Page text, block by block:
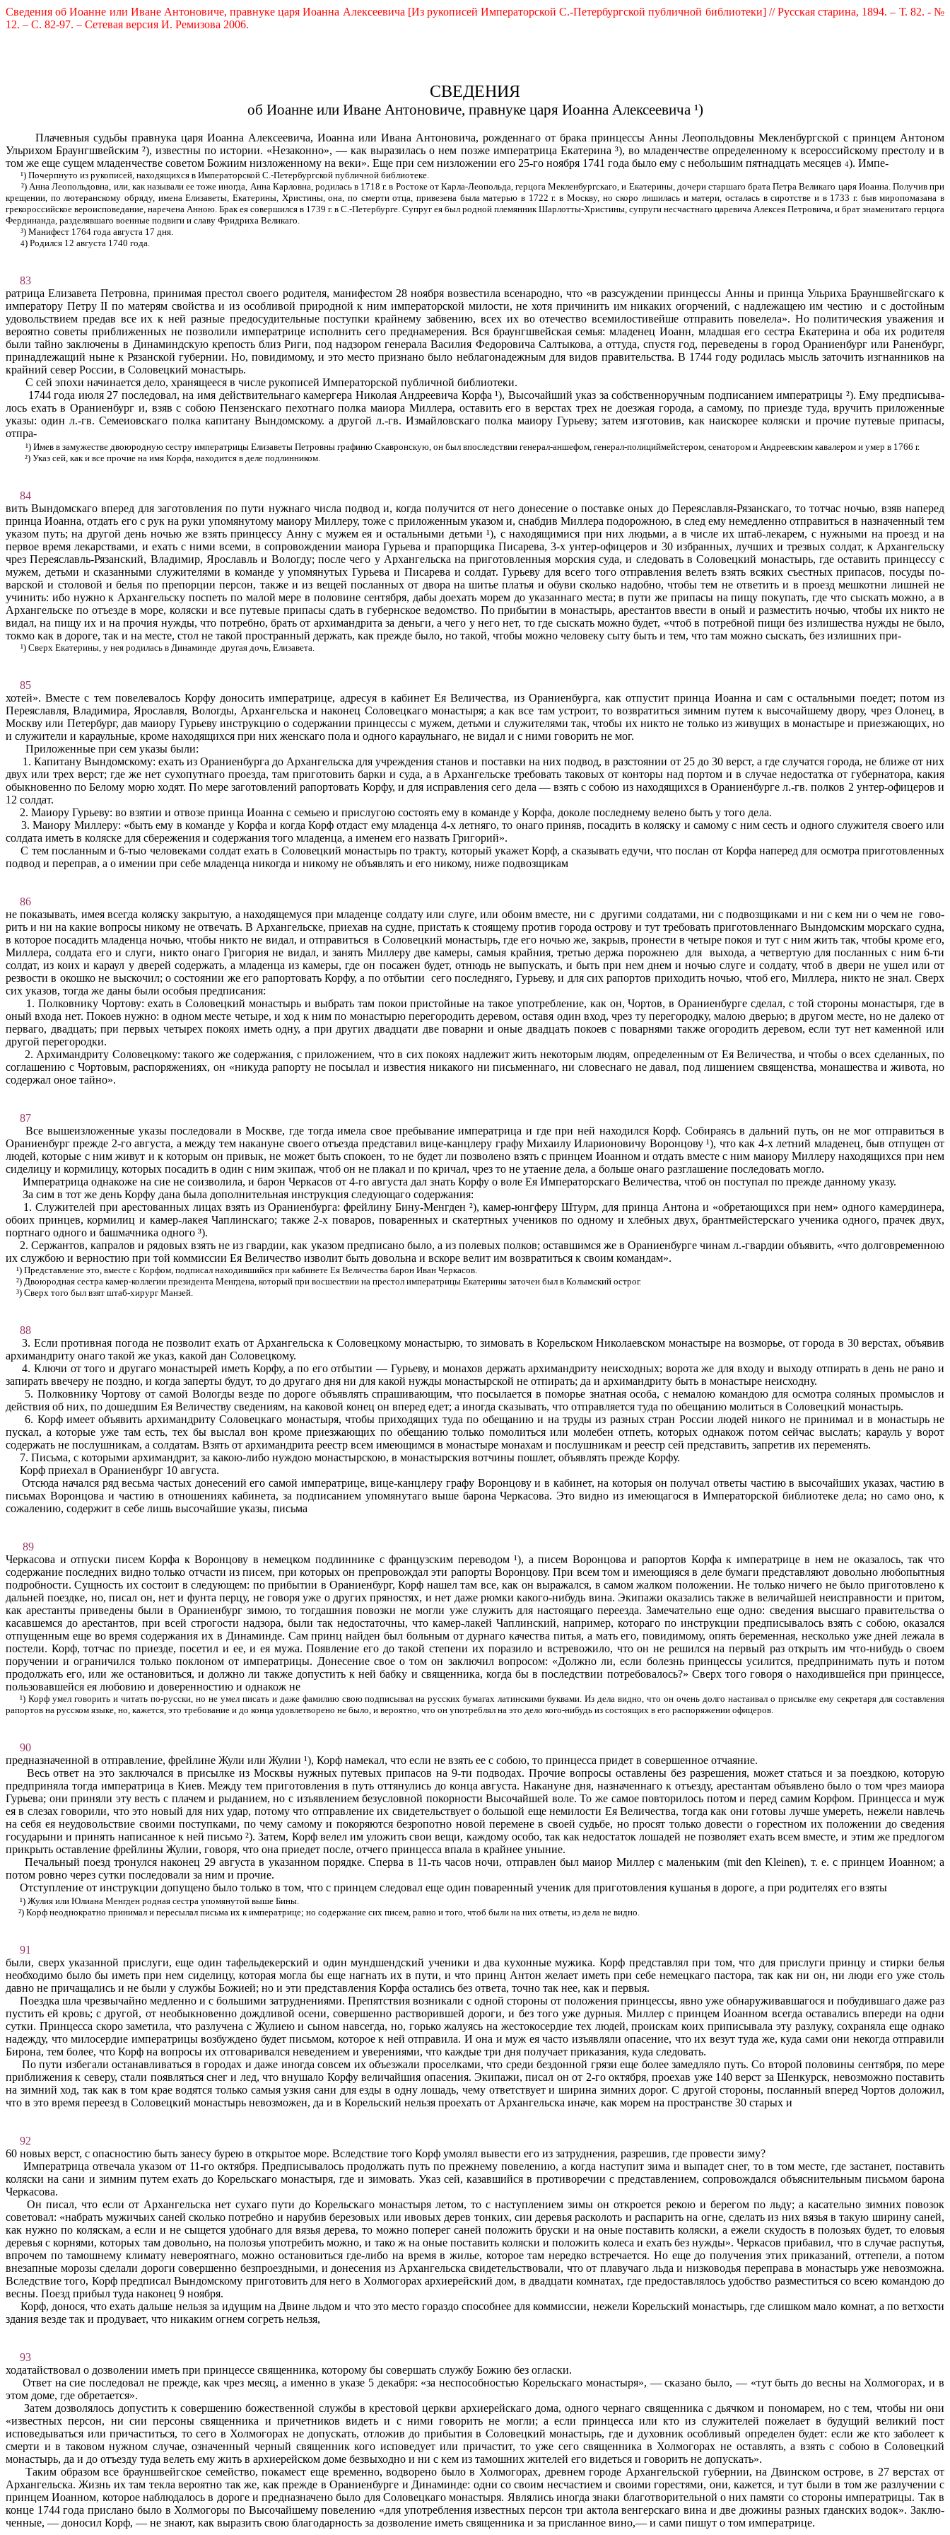
Сведенияоб Иоанне или Иване Антоновиче, правнуке царя Иоанна Алексеевича [Из рукописей Императорской С.-Петербургской публичной библиотеки] // Русская старина, 1894. – Т. 82. - №
12. – С. 82-97. – Сетевая версия И. Ремизова 2006.
СВЕДЕНИЯ
об Иоанне или Иване Антоновиче, правнуке царя Иоанна Алексеевича ¹)
Плачевныя судьбы правнука царя Иоанна Алексеевича, Иоанна или Ивана Антоновича, рожденнаго от бра­ка принцессы Анны Леопольдовны Мекленбургской с принцем Антоном
Ульрихом Браунгшвейским ²), известны по истории. «Незаконно», — как вырази­лась о нем позже императрица Екатерина ³), во младенчестве определенному к всероссийскому престолу и в
том же еще сущем младенчестве советом Божиим низложенному на веки». Еще при сем низложении его 25-го ноября 1741 года было ему с небольшим пятнадцать месяцев 4). Импе-
¹) Почерпнуто из рукописей, находящихся в Императорской С.-Петер­бургской публичной библиотеке.
²) Анна Леопольдовна, или, как называли ее тоже иногда, Анна Карловна, родилась в 1718 г. в Ростоке от Карла-Леопольда, герцога Мекленбургскаго, и Екатерины, дочери старшаго брата Петра Великаго царя Иоанна. Получив при
крещении, по лютеранскому обряду, имена Елизаветы, Екате­рины, Христины, она, по смерти отца, привезена была матерью в 1722 г. в Москву, но скоро лишилась и матери, осталась в сиротстве и в 1733 г. быв миропомазана в
грекороссийское вероисповедание, наречена Анною. Брак ея совершился в 1739 г. в С.-Петербурге. Супруг ея был родной племянник Шарлотты-Христины, супруги несчастнаго царевича Алексея Петровича, и брат знаменитаго герцога
Фердинанда, разделявшаго военные подвиги и славу Фридриха Великаго.
³) Манифест 1764 года августа 17 дня.
4) Родился 12 августа 1740 года.
83
ратрица Елизавета Петровна, принимая престол своего родителя, манифестом 28 ноября возвестила всенародно, что «в разсуждении принцессы Анны и принца Ульриха Брауншвейгскаго к
импе­ратору Петру II по матерям свойства и из особливой природной к ним императорской милости, не хотя причинить им никаких огорчений, с надлежащею им честию
и с достойным
удовольствием предав все их к ней разные предосудительные поступки крайнему забвению, всех их во отечество всемилостивейше отпра­вить повелела». Но политическия уважения и
вероятно советы приближенных не позволили императрице исполнить сего преднамерения. Вся браунгшвейская семья: младенец Иоанн, младшая его сестра Екатерина и оба их родителя
были тайно заключены в Динаминдскую крепость близ Риги, под надзором генерала Василия Федоровича Салтыкова, а оттуда, спустя год, переведены в город Ораниенбург или Раненбург,
принадлежащий ныне к Ря­занской губернии. Но, повидимому, и это место признано было неблагонадежным для видов правительства. В 1744 году родилась мысль заточить изгнанников на
крайний север России, в Соловецкий монастырь.
С сей эпохи начинается дело, хранящееся в числе рукопи­сей Императорской публичной библиотеки.
1744 года июля 27 последовал, на имя действительнаго ка­мергера Николая Андреевича Корфа ¹), Высочайший указ за собственноручным подписанием императрицы ²). Ему предписыва­
лось ехать в Ораниенбург и, взяв с собою Пензенскаго пехотнаго полка маиора Миллера, оставить его в верстах трех не доезжая города, а самому, по приезде туда, вручить приложенные
указы: один л.-гв. Семеиовскаго полка капитану Вындомскому. а другой л.-гв. Измайловскаго полка маиору Гурьеву; затем изготовив, как наискорее коляски и прочие путевые припасы,
отпра-
¹) Имев в замужестве двоюродную сестру императрицы Елизаветы Петровны графиню Скавронскую, он был впоследствии генерал-аншефом, генерал-полициймейстером, сенатором и Андреевским кавалером и умер в 1766 г.
²) Указ сей, как и все прочие на имя Корфа, находится в деле подлинником.
84
вить Вындомскаго вперед для заготовления по пути нужнаго числа подвод и, когда получится от него донесение о поставке оных до Переяславля-Рязанскаго, то тотчас ночью, взяв наперед
принца Иоанна, отдать его с рук на руки упомянутому маиору Миллеру, тоже с приложенным указом и, снабдив Миллера подорожною, в след ему немедленно отправиться в назначенный тем
указом путь; на другой день ночью же взять принцессу Анну с мужем ея и остальными детьми ¹), с находящимися при них людьми, а в числе их штаб-лекарем, с нужными на проезд и на
первое время лекарствами, и ехать с ними всеми, в сопровождении маиора Гурьева и прапорщика Писарева, 3-х унтер-офицеров и 30 избранных, лучших и трезвых солдат, к Ар­хангельску
чрез Переяславль-Рязанский, Владимир, Ярославль и Вологду; после чего у Архангельска на приготовленныя морския суда, и следовать в Соловецкий монастырь, где оставить принцессу с
мужем, детьми и сказанными служителями в команде у упомянутых Гурьева и Писарева и солдат. Гурьеву для всего того отправления велеть взять всяких съестных припасов, посуды по­
варской и столовой и белья по препорции персон, также и из вещей посланных от двора на шитье платья и обуви сколько на­добно, чтобы тем не ответить и в проезд мешкотни лишней не
учинить: ибо нужно к Архангельску поспеть по малой мере в половине сентября, дабы доехать морем до указаннаго места; в пути же припасы на пищу покупать, где что сыскать можно, а в
Архангельске по отъезде в море, коляски и все путевые припасы сдать в губернское ведомство. По прибытии в монастырь, арестантов ввести в оный и разместить ночью, чтобы их никто не
видал, на пищу их и на прочия нужды, что потребно, брать от архимандрита за деньги, а чего у него нет, то где сыскать можно будет, «чтоб в потребной пищи без излишества нужды не было,
токмо как в дороге, так и на месте, стол не такой простран­ный держать, как прежде было, но такой, чтобы можно человеку сыту быть и тем, что там можно сыскать, без излишних при-
¹) Сверх Екатерины, у нея родилась в Динаминде другая дочь, Ели­завета.
85
хотей». Вместе с тем повелевалось Корфу доносить императрице, адресуя в кабинет Ея Величества, из Ораниенбурга, как отпустит принца Иоанна и сам с остальными поедет; потом из
Переяславля, Владимира, Ярославля, Вологды, Архангельска и наконец Соловецкаго монастыря; а как все там устроит, то воз­вратиться зимним путем к высочайшему двору, чрез Олонец, в
Москву или Петербург, дав маиору Гурьеву инструкцию о содержании принцессы с мужем, детьми и служителями так, чтобы их никто не только из живущих в монастыре и приезжающих, но
и служители и караульные, кроме находящихся при них женскаго пола и одного караульнаго, не видал и с ними говорить не мог.
Приложенные при сем указы были:
1. Капитану Вындомскому: ехать из Ораниенбурга до Архангельска для учреждения станов и поставки на них подвод, в разстоянии от 25 до 30 верст, а где случатся города, не ближе от них
двух или трех верст; где же нет сухопутнаго проезда, там приготовить барки и суда, а в Архангельске требовать таковых от конторы над портом и в случае недостатка от губернатора, какия
обыкновенно по Белому морю ходят. По мере заготовлений рапортовать Корфу, и для исправления сего дела — взять с собою из находящихся в Ораниенбурге л.-гв. полков 2 унтер-офицеров и
12 солдат.
2. Маиору Гурьеву: во взятии и отвозе принца Иоанна с семьею и прислугою состоять ему в команде у Корфа, доколе по­следнему велено быть у того дела.
3. Маиору Миллеру: «быть ему в команде у Корфа и когда Корф отдаст ему младенца 4-х летняго, то онаго приняв, по­садить в коляску и самому с ним сесть и одного служителя своего или
солдата иметь в коляске для сбережения и содержания того младенца, а именем его назвать Григорий».
С тем посланным и 6-тыо человеками солдат ехать в Соловецкий монастырь по тракту, который укажет Корф, а сказы­вать едучи, что послан от Корфа наперед для осмотра приготовленных
подвод и переправ, а о имении при себе младенца никогда и никому не объявлять и его никому, ниже подвозщикам
86
не показывать, имея всегда коляску закрытую, а находящемуся при младенце солдату или слуге, или обоим вместе, ни с другими солдатами, ни с подвозщиками и ни с кем ни о чем не гово­
рить и ни на какие вопросы никому не отвечать. В Архангельске, приехав на судне, пристать к стоящему против города острову и тут требовать приготовленнаго Вындомским морскаго судна,
в которое посадить младенца ночью, чтобы никто не видал, и отправиться в Соловецкий монастырь, где его ночью же, закрыв, пронести в четыре покоя и тут с ним жить так, чтобы кроме его,
Миллера, солдата его и слуги, никто онаго Григория не видал, и занять Миллеру две камеры, самыя крайния, третью держа по­рожнею
для
выхода, а четвертую для посланных с ним 6-ти
солдат, из коих и караул у дверей содержать, а младенца из камеры, где он посажен будет, отнюдь не выпускать, и быть при нем днем и ночью слуге и солдату, чтоб в двери не ушел или от
резвости в окошко не выскочил; о состоянии же его ра­портовать Корфу, а по отбытии сего последняго, Гурьеву, и для сих рапортов приходить ночью, чтоб его, Миллера, никто не знал. Сверх
сих указов, тогда же даны были особыя предписания:
1. Полковнику Чортову: ехать в Соловецкий мона­стырь и выбрать там покои пристойные на такое употребление, как он, Чортов, в Ораниенбурге сделал, с той стороны мона­стыря, где в
оный входа нет. Покоев нужно: в одном месте четыре, и ход к ним по монастырю перегородить деревом, оставя один вход, чрез ту перегородку, малою дверью; в другом месте, но не далеко от
перваго, двадцать; при первых четырех покоях иметь одну, а при других двадцати две поварни и оные двадцать покоев с поварнями также огородить деревом, если тут нет каменной или
другой перегородки.
2. Архимандриту Соловецкому: такого же содержания, с приложением, что в сих покоях надлежит жить некоторым людям, определенным от Ея Величества, и чтобы о всех сделанных, по
соглашению с Чортовым, распоряжениях, он «никуда рапорту не посылал и известия никакого ни письменнаго, ни словеснаго не давал, под лишением священства, мона­шества и живота, но
содержал оное тайно».
87
Все вышеизложенные указы последовали в Москве, где тогда имела свое пребывание императрица и где при ней находился Корф. Собираясь в дальний путь, он не мог отправиться в
Ораниенбург прежде 2-го августа, а между тем накануне своего отъезда представил вице-канцлеру графу Михаилу Иларионовичу Во­ронцову ¹), что как 4-х летний младенец, быв отпущен от
людей, которые с ним живут и к которым он привык, не может быть спокоен, то не будет ли позволено взять с принцем Иоанном и отдать вместе с ним маиору Миллеру находя­щихся при нем
сиделицу и кормилицу, которых посадить в один с ним экипаж, чтоб он не плакал и по кричал, чрез то не утаение дела, а больше онаго разглашение последовать могло.
Императрица однакоже на сие не соизволила, и барон Черкасов от 4-го августа дал знать Корфу о воле Ея Императорскаго Величества, чтоб он поступал по прежде данному указу.
За сим в тот же день Корфу дана была дополнительная инструкция следующаго содержания:
1. Служителей при арестованных лицах взять из Ораниенбурга: фрейлину Бину-Менгден ²), камер-юнгферу Штурм, для принца Антона и «обретающихся при нем» одного камердинера,
обоих принцев, кормилиц и камер-лакея Чаплинскаго; также 2-х поваров, поваренных и скатертных учеников по одному и хлебных двух, брантмейстерскаго ученика одного, прачек двух,
портнаго одного и башмачника одного ³).
2. Сержантов, капралов и рядовых взять не из гвардии, как указом предписано было, а из полевых полков; оставшим­ся же в Ораниенбурге чинам л.-гвардии объявить, «что долговре­менною
их службою и верностию при той коммиссии Ея Величе­ство изволит быть довольна и вскоре велит им возвратиться к своим командам».
¹) Представление это, вместе с Корфом, подписал находившийся при кабинете Ея Величества барон Иван Черкасов.
²) Двоюродная сестра камер-коллегии президента Менгдена, который при восшествии на престол императрицы Екатерины заточен был в Колымский острог.
³) Сверх того был взят штаб-хирург Манзей.
88
3. Если противная погода не позволит ехать от Архангель­ска к Соловецкому монастырю, то зимовать в Корельском Николаевском монастыре на возморье, от города в 30 верстах, объявив
архимандриту онаго такой же указ, какой дан Соловецкому.
4. Ключи от того и другаго монастырей иметь Корфу, а по его отбытии — Гурьеву, и монахов держать архимандриту неисходных; ворота же для входу и выходу отпирать в день не рано и
запирать ввечеру не поздно, и когда заперты будут, то до друга­го дня ни для какой нужды монастырской не отпирать; да и архи­мандриту быть в монастыре неисходну.
5. Полковнику Чортову от самой Вологды везде по дороге объявлять спрашивающим, что посылается в поморье знатная особа, с немалою командою для осмотра соляных промыслов и
действия об них, по дошедшим Ея Величеству сведениям, на каковой конец он вперед едет; а иногда сказывать, что отпра­вляется туда по обещанию молиться в Соловецкий монастырь.
6. Корф имеет объявить архимандриту Соловецкаго монасты­ря, чтобы приходящих туда по обещанию и на труды из разных стран России людей никого не принимал и в монастырь не
пускал, а которые уже там есть, тех бы выслал вон кроме приезжающих по обещанию только помолиться или молебен отпеть, которых однакож потом сейчас выслать; карауль у ворот
содержать не послушникам, а солдатам. Взять от архиман­дрита реестр всем имеющимся в монастыре монахам и послуш­никам и реестр сей представить, запретив их переменять.
7. Письма, с которыми архимандрит, за какою-либо нуждою монастырскою, в монастырския вотчины пошлет, объявлять прежде Корфу.
Корф приехал в Ораниенбург 10 августа.
Отсюда начался ряд весьма частых донесений его самой им­ператрице, вице-канцлеру графу Воронцову и в кабинет, на которыя он получал ответы частию в высочайших указах, ча­стию в
письмах Воронцова и частию в отношениях кабинета, за подписанием упомянутаго выше барона Черкасова. Это видно из имеющагося в Императорской библиотеке дела; но само оно, к
сожалению, содержит в себе лишь высочайшие указы, письма
89
Черкасова и отпуски писем Корфа к Воронцову в немецком подлиннике с французским переводом ¹), а писем Воронцова и рапортов Корфа к императрице в нем не оказалось, так что
содержание последних видно только отчасти из писем, при ко­торых он препровождал эти рапорты Воронцову. При всем том и имеющияся в деле бумаги представляют довольно любопытныя
подробности. Сущность их состоит в следующем: по прибытии в Ораниенбург, Корф нашел там все, как он выра­жался, в самом жалком положении. Не только ничего не было приготовлено к
дальней поездке, но, писал он, нет и фунта перцу, не говоря уже о других пряностях, и нет даже рюмки какого-нибудь вина. Экипажи оказались также в величайшей не­исправности и притом,
как арестанты приведены были в Ора­ниенбург зимою, то тогдашния повозки не могли уже служить для настоящаго переезда. Замечательно еще одно: сведения высшаго правительства о
касавшемся до арестантов, при всей строгости надзора, были так недостаточны, что камер-лакей Чаплинский, например, котораго по инструкции предписывалось взять с собою, оказался
отпущенным еще во время содержания их в Динаминде. Сам принц найден был больным от дурнаго качества питья, а мать его, повидимому, опять беременная, несколько уже дней лежала в
постели. Корф, тотчас по приезде, посетил и ее, и ея мужа. Появление его до такой степени их поразило и встревожило, что он не решился на первый раз открыть им что-нибудь о своем
поручении и ограничился только поклоном от импера­трицы. Донесение свое о том он заключил вопросом: «Должно ли, если болезнь принцессы усилится, предпринимать путь и потом
продолжать его, или же остановиться, и должно ли также допустить к ней бабку и священника, когда бы в последствии потребовалось?» Сверх того говоря о находившейся при принцессе,
пользовавшейся ея любовию и доверенностию и однакож не
¹) Корф умел говорить и читать по-русски, но не умел писать и даже фамилию свою подписывал на русских бумагах латинскими буквами. Из дела видно, что он очень долго настаивал о присылке ему секретаря для составления
рапортов на русском языке, но, кажется, это требование и до конца удовлетворено не было, и вероятно, что он употреблял на это дело кого-нибудь из состоящих в его распоряжении офицеров.
90
предназначенной в отправление, фрейлине Жули или Жулии ¹), Корф намекал, что если не взять ее с собою, то принцесса придет в совершенное отчаяние.
Весь ответ на это заключался в присылке из Москвы нужных путевых припасов на 9-ти подводах. Прочие вопросы оставлены без разрешения, может статься и за поездкою, которую
предприняла тогда императрица в Киев. Между тем при­готовления в путь оттянулись до конца августа. Накануне дня, назначеннаго к отъезду, арестантам объявлено было о том чрез маиора
Гурьева; они приняли эту весть с плачем и рыданием, но с изъявлением безусловной покорности Высочайшей воле. То же самое повторилось потом и перед самим Корфом. Принцесса и муж
ея в слезах говорили, что это новый для них удар, потому что отправление их свидетельствует о большой еще немилости Ея Величества, тогда как они готовы лучше уме­реть, нежели навлечь
на себя ея неудовольствие своими поступками, по чему самому и покоряются безропотно новой перемене в своей судьбе, но просят только довести о горестном их положении до сведения
государыни и принять написанное к ней письмо ²). Затем, Корф велел им уложить свои вещи, каждому особо, так как недостаток лошадей не позволяет ехать всем вместе, и этим же предлогом
прикрыть оставление фрейлины Жулии, говоря, что она приедет после, отчего принцесса впала в край­нее уныние.
Печальный поезд тронулся наконец 29 августа в указанном порядке. Сперва в 11-ть часов ночи, отправлен был маиор Миллер с маленьким (mit den Kleinen), т. е. с принцем Иоанном; а
потом ровно через сутки последовали за ним и прочие.
Отступление от инструкции допущено было только в том, что с принцем следовал еще один поваренный ученик для приготовления кушанья в дороге, а при родителях его взяты
¹) Жулия или Юлиана Менгден родная сестра упомянутой выше Бины.
²) Корф неоднократно принимал и пересылал письма их к императрице; но содержание сих писем, равно и того, чтоб были на них ответы, из дела не видно.
91
были, сверх указанной прислуги, еще один тафельдекерский и один мундшендский ученики и два кухонные мужика. Корф представлял при том, что для прислуги принцу и стирки белья
необходимо было бы иметь при нем сиделицу, которая могла бы еще нагнать их в пути, и что принц Антон желает иметь при себе немецкаго пастора, так как ни он, ни люди его уже столь
давно не причащались и не были у службы Божией; но и эти представления Корфа остались без ответа, точно так нее, как и первыя.
Поездка шла чрезвычайно медленно и с большими затруднениями. Препятствия возникали с одной стороны от положения принцессы, явно уже обнаруживавшагося и побудившаго даже раз
пустить ей кровь; с другой, от необыкновенно дождливой осени, совершенно растворившей дороги, и без того уже дурныя. Мил­лер с принцем Иоанном всегда оставались впереди на одни
сутки. Принцесса скоро заметила, что разлучена с Жулиею и сыном навсегда, но, горько жалуясь на жестокосердие тех людей, проискам коих приписывала эту разлуку, сохраняла еще однако
надежду, что милосердие императрицы возбуждено будет письмом, которое к ней отправила. И она и муж ея часто изъявляли опасение, что их везут туда же, куда сами они некогда отправили
Бирона, тем более, что Корф на вопросы их отговаривался неведением и уверениями, что каждые три дня получает приказа­ния, куда следовать.
По пути избегали останавливаться в городах и даже иногда совсем их объезжали проселками, что среди бездонной грязи еще более замедляло путь. Со второй половины сентября, по мере
приближения к северу, стали появляться снег и лед, что внушало Корфу величайшия опасения. Экипажи, писал он от 2-го октя­бря, проехав уже 140 верст за Шенкурск, невозможно по­ставить
на зимний ход, так как в том крае водятся только самыя узкия сани для езды в одну лошадь, чему ответствует и ширина зимних дорог. С другой стороны, посланный вперед Чортов доложил,
что в это время переезд в Соловецкий монастырь невозможен, да и в Корельский нельзя проехать от Архангельска иначе, как морем на пространстве 30 старых и
92
60 новых верст, с опасностию быть занесу бурею в открытое море. Вследствие того Корф умолял вывести его из затруднения, разрешив, где провести зиму?
Императрица отвечала указом от 11-го октября. Предписы­валось продолжать путь по прежнему повелению, а когда наступит зима и выпадет снег, то в том месте, где застанет, поставить
коляски на сани и зимним путем ехать до Корельскаго монасты­ря, где и зимовать. Указ сей, казавшийся в противоречии с представлением, сопровождался объяснительным письмом барона
Черкасова.
Он писал, что если от Архангельска нет сухаго пути до Корельскаго монастыря летом, то с наступлением зимы он от­кроется рекою и берегом по льду; а касательно зимних повозок
советовал: «набрать мужичьих саней сколько потребно и нарубив березовых или ивовых дерев тонких, сии деревья раско­лоть и распарить на огне, сделать из них вязья в такую ширину саней,
как нужно по коляскам, а если и не сыщется удобнаго для вязья дерева, то можно поперег саней положить бруски и на оные поставить коляски, а ежели скудость в полозьях будет, то еловыя
деревья с корнями, которых там довольно, на полозья употребить можно, и тако ж на оные поставить коляски и поло­жить колеса и ехать без нужды». Черкасов прибавил, что в случае распутья,
впрочем по тамошнему климату невероятнаго, можно остановиться где-либо на время в жилье, которое там нередко встречается. Но еще до получения этих приказаний, отте­пели, а потом
внезапные морозы сделали дороги совершенно безпроездными, и донесения из Архангельска свидетельствовали, что от плавучаго льда и низководья переправа в монастырь уже невозможна.
Вследствие того, Корф предписал Вындомскому при­готовить для него в Холмогорах архиерейский дом, в двадцати комнатах, где предоставлялось удобство разместиться со всею командою до
весны. Поезд прибыл туда наконец 9 ноября.
Корф, донося, что ехать дальше нельзя за идущим на Двине льдом и что это место гораздо способнее для коммиссии, нежели Корельский монастырь, где слишком мало комнат, а по ветхости
здания везде так и продувает, что никаким огнем согреть нельзя,
93
ходатайствовал о дозволении иметь при принцессе священника, которому бы совершать службу Божию без огласки.
Ответ на сие последовал не прежде, как чрез месяц, а именно в указе 5 декабря: «за неспособностью Корельскаго мо­настыря», — сказано было, — «тут быть до весны на Холмогорах, и в
этом доме, где обретается».
Затем дозволялось допустить к совершению божественной службы в крестовой церкви архиерейскаго дома, одного чернаго священника с дьячком и пономарем, но с тем, чтобы ни они
«известных персон, ни сии персоны священника и причетников видеть и с ними говорить не могли; а если принцесса или кто из служителей пожелает в будущий великий пост
исповедываться или причаститься, то сего в Холмогорах не допускать, отложив до прибытия в Соловецкий монастырь, где и духовник особливый определен будет: если же кто заболеет к
смерти и в таковом нужном случае, означенный черный священник кого исповедует или причастит, то уже сего священника в Хол­могорах не оставлять, а взять с собою в Соловецкий
монастырь, да и до отъезду туда велеть ему жить в архиерейском доме без­выходно и ни с кем из тамошних жителей его видеться и го­ворить не допускать».
Таким образом все брауншвейгское семейство, покамест еще временно, водворено было в Холмогорах, древнем городе Ар­хангельской губернии, на Двинском острове, в 27 верстах от
Архангельска. Жизнь их там текла вероятно так же, как прежде в Ораниенбурге и Динаминде: одни со своим несчастием и своими горестями, они, кажется, и тут были в том же разлучении с
принцем Иоанном, которое наблюдалось в дороге и предназначено было для Соловецкаго монастыря. Являлись иногда знаки благо­творительной о них памяти со стороны императрицы. Так в
конце 1744 года прислано было в Холмогоры по Высочайшему повелению «для употребления известных персон три актола венгерскаго вина и две дюжины разных гданских водок». Заклю­
ченные, — доносил Корф, — не знают, как выразить свою бла­годарность за дозволение иметь священника и за присланное вино,— и сами пишут о том императрице.